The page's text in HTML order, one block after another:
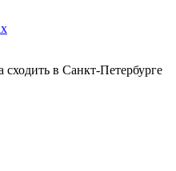
в Санкт-Петербурге